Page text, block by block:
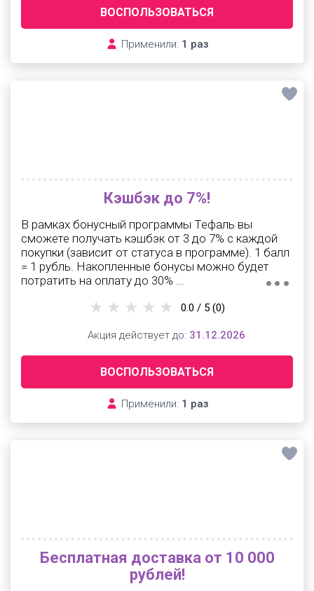
ВОСПОЛЬЗОВАТЬСЯ
Применили: 1 раз
Кэшбэк до 7%!
В рамках бонусный программы Тефаль вы
сможете получать кэшбэк от 3 до 7% с каждой
покупки (зависит от статуса в программе). 1 балл
= 1 рубль. Накопленные бонусы можно будет
потратить на оплату до 30% ...
ВОСПОЛЬЗОВАТЬСЯ
Применили: 1 раз
0.0 / 5 (0)
Акция действует до: 31.12.2026
Бесплатная доставка от 10 000
рублей!